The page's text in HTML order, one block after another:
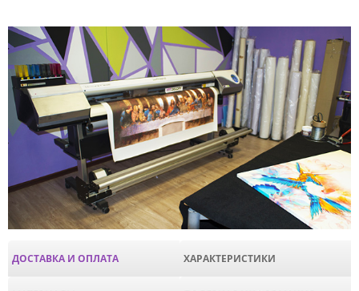
ДОСТАВКА И ОПЛАТА ХАРАКТЕРИСТИКИ